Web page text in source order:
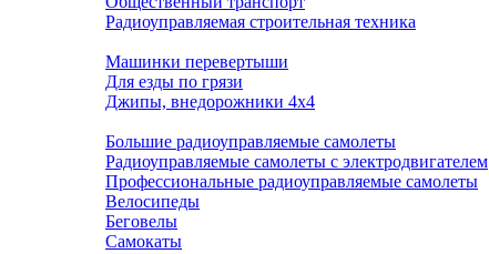
Радиоуправляемая строительная техника
Машинки перевертыши
Для езды по грязи
Джипы, внедорожники 4x4
Большие радиоуправляемые самолеты
Радиоуправляемые самолеты с электродвигателем
Профессиональные радиоуправляемые самолеты
Велосипеды
Беговелы
Самокаты